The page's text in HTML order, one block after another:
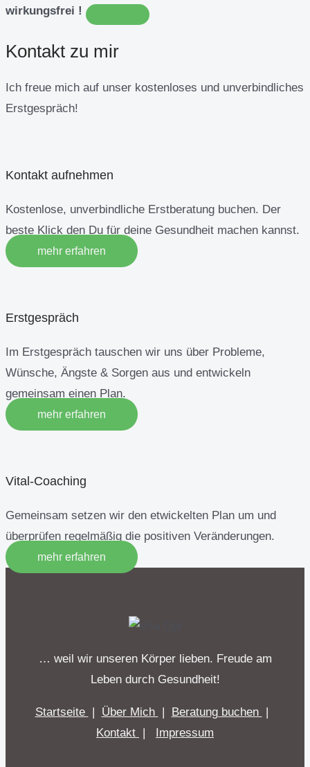
wirkungsfrei !
Kontakt zu mir
Ich freue mich auf unser kostenloses und unverbindliches
Erstgespräch!
Kontakt aufnehmen
Kostenlose, unverbindliche Erstberatung buchen. Der
beste Klick den Du für deine Gesundheit machen kannst.
mehr erfahren
Erstgespräch
Im Erstgespräch tauschen wir uns über Probleme,
Wünsche, Ängste & Sorgen aus und entwickeln
gemeinsam einen Plan.
mehr erfahren
Vital-Coaching
Gemeinsam setzen wir den etwickelten Plan um und
überprüfen regelmäßig die positiven Veränderungen.
mehr erfahren
… weil wir unseren Körper lieben. Freude am
Leben durch Gesundheit!
Startseite | Über Mich | Beratung buchen |
Kontakt | Impressum